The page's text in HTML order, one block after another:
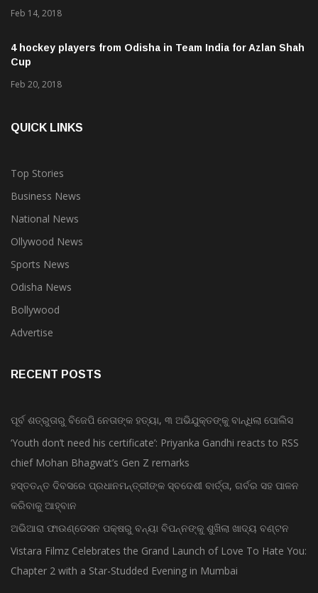
Feb 14, 2018
4 hockey players from Odisha in Team India for Azlan Shah
Cup
Feb 20, 2018
QUICK LINKS
Top Stories
Business News
National News
Ollywood News
Sports News
Odisha News
Bollywood
Advertise
RECENT POSTS
ପୂର୍ବ ଶତ୍ରୁତାରୁ ବିଜେପି ନେତାଙ୍କ ହତ୍ୟା, ୩ ଅଭିଯୁକ୍ତଙ୍କୁ ବାନ୍ଧିଲା ପୋଲିସ
‘Youth don’t need his certificate’: Priyanka Gandhi reacts to RSS
chief Mohan Bhagwat’s Gen Z remarks
ହସ୍ତତନ୍ତ ଦିବସରେ ପ୍ରଧାନମନ୍ତ୍ରୀଙ୍କ ସ୍ବଦେଶୀ ବାର୍ତ୍ତା, ଗର୍ବର ସହ ପାଳନ
କରିବାକୁ ଆହ୍ବାନ
ଅଭିଆରା ଫାଉଣ୍ଡେସନ ପକ୍ଷରୁ ବନ୍ୟା ବିପନ୍ନଙ୍କୁ ଶୁଖିଲା ଖାଦ୍ୟ ବଣ୍ଟନ
Vistara Filmz Celebrates the Grand Launch of Love To Hate You:
Chapter 2 with a Star-Studded Evening in Mumbai